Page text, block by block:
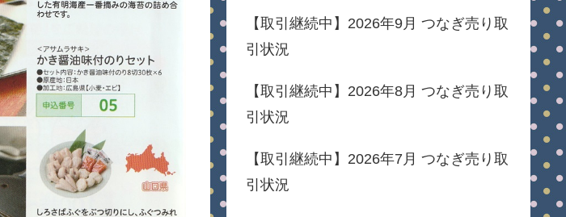
【取引継続中】2026年9月 つなぎ売り取
引状況
【取引継続中】2026年8月 つなぎ売り取
引状況
【取引継続中】2026年7月 つなぎ売り取
引状況